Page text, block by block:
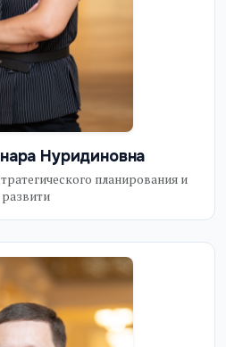
Нуридиновна
планирования и
развити